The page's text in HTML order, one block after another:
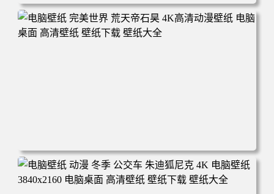
电脑壁纸 动漫 无限 罗小黑 罗小黑战记 罗小黑战记2 风息
鹿野师姐 电脑桌面 高清壁纸 壁纸下载 壁纸大全
电脑壁纸 完美世界 荒天帝石昊 4K高清动漫壁纸 电脑桌面
高清壁纸 壁纸下载 壁纸大全